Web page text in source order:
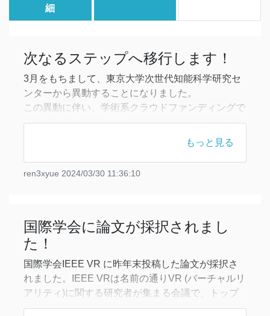
細
次なるステップへ移行します！
3月をもちまして、東京大学次世代知能科学研究セ
ンターから異動することになりました。
この異動に伴い、学術系クラウドファンディングで
の活動からも卒業することといたしました。
これまでご支援くださった方々、また、academist
の関係者の方々のご協力のおかげで、研究活動を続
けて参ることができました。
厚くお礼申し上げます。
き研究活動をしていく
もっと見る
ren3xyue 2024/03/30 11:36:10
国際学会に論文が採択されまし
た！
国際学会IEEE VR に昨年末投稿した論文が採択さ
れました。IEEE VRは名前の通りVR (バーチャルリ
アリティ)に関する研究者が集まる会議で、トップ
カンファレンスの1つとも言われています。今回投